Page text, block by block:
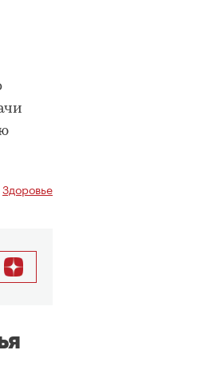
Здоровье